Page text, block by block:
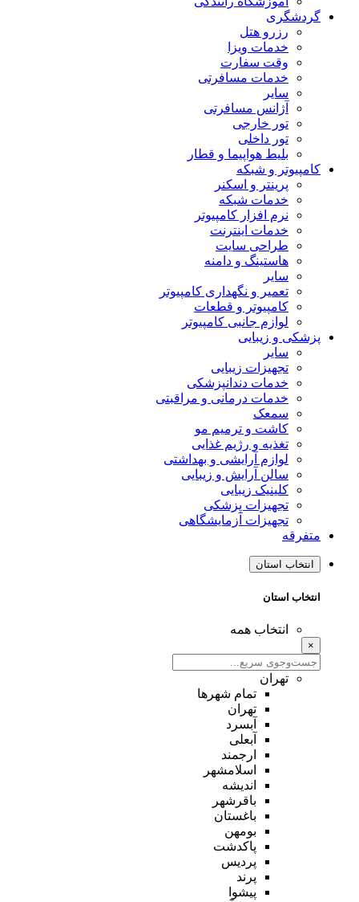
گردشگری
رزرو هتل
خدمات ویزا
وقت سفارت
خدمات مسافرتی
سایر
آژانس مسافرتی
تور خارجی
تور داخلی
بلیط هواپیما و قطار
کامپیوتر و شبکه
پرینتر و اسکنر
خدمات شبکه
نرم افزار کامپیوتر
خدمات اینترنت
طراحی سایت
هاستینگ و دامنه
سایر
تعمیر و نگهداری کامپیوتر
کامپیوتر و قطعات
لوازم جانبی کامپیوتر
پزشکی و زیبایی
سایر
تجهیزات زیبایی
خدمات دندانپزشکی
خدمات درمانی و مراقبتی
سمعک
کاشت و ترمیم مو
تغذیه و رژیم غذایی
لوازم آرایشی و بهداشتی
سالن آرایش و زیبایی
کلینیک زیبایی
تجهیزات پزشکی
تجهیزات آزمایشگاهی
متفرقه
انتخاب استان
انتخاب استان
انتخاب همه
×
تهران
تمام شهر‌ها
تهران
آبسرد
آبعلی
ارجمند
اسلامشهر
اندیشه
باقرشهر
باغستان
بومهن
پاکدشت
پردیس
پرند
پیشوا